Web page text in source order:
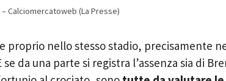
Calciomercatoweb (La Presse)
proprio nello stesso stadio, precisamente
da una parte si registra l’assenza sia di